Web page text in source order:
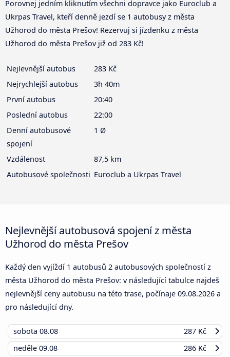
Porovnej jedním kliknutím všechni dopravce jako Euroclub a
Ukrpas Travel, kteří denně jezdí se 1 autobusy z města
Užhorod do města Prešov! Rezervuj si jízdenku z města
Užhorod do města Prešov již od 283 Kč!
Nejlevnější autobus
283 Kč
Nejrychlejší autobus
3h 40m
První autobus
20:40
Poslední autobus
22:00
Denní autobusové
spojení
1 Ø
Vzdálenost
87,5 km
Autobusové společnosti Euroclub a Ukrpas Travel
Nejlevnější autobusová spojení z města
Užhorod do města Prešov
Každý den vyjíždí 1 autobusů 2 autobusových společností z
města Užhorod do města Prešov: v následující tabulce najdeš
nejlevnější ceny autobusu na této trase, počínaje 09.08.2026 a
pro následující dny.
sobota 08.08
287 Kč
neděle 09.08 286 Kč